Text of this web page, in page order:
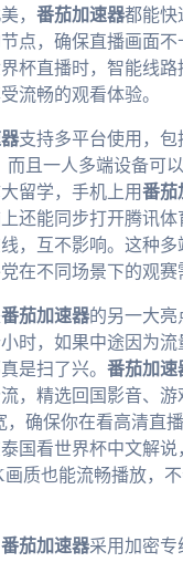
， 番茄加速器都能快
点，确保直播画面不
杯直播时，智能线
流畅的观看体验。
支持多平台使用，包
而且一人多端设备可
留学，手机上用番茄
还能同步打开腾讯体
，互不影响。这种多
在不同场景下的观赛
番茄加速器的另一大亮
时，如果中途因为流
是扫了兴。 番茄加速
，精选回国影音、游
，确保你在看高清直
国看世界杯中文解说
画质也能流畅播放，
番茄加速器采用加密专